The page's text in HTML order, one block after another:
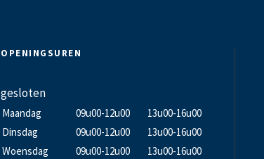
OPENINGSUREN
gesloten
Maandag 09u00-12u00
13u00-16u00
Dinsdag
09u00-12u00
13u00-16u00
Woensdag
09u00-12u00
13u00-16u00